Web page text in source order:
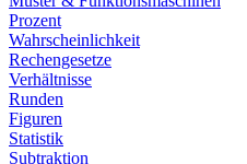
Prozent
Wahrscheinlichkeit
Rechengesetze
Verhältnisse
Runden
Figuren
Statistik
Subtraktion